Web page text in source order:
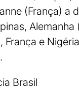
(França) a
Alemanha
França e Nigéria
Brasil